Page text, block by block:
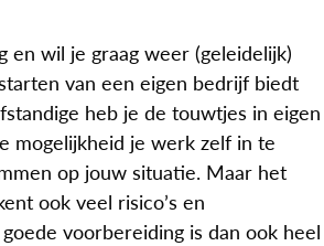
en wil je graag weer (geleidelijk)
van een eigen bedrijf biedt
heb je de touwtjes in eigen
mogelijkheid je werk zelf in te
op jouw situatie. Maar het
ook veel risico’s en
voorbereiding is dan ook heel